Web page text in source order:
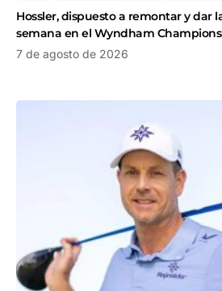
Hossler, dispuesto a remontar y dar
semana en el Wyndham
7 de agosto de 2026